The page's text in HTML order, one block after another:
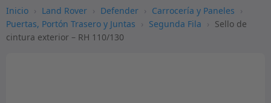
Inicio › Land Rover › Defender › Carrocería y Paneles ›
Puertas, Portón Trasero y Juntas › Segunda Fila › Sello de
cintura exterior – RH 110/130